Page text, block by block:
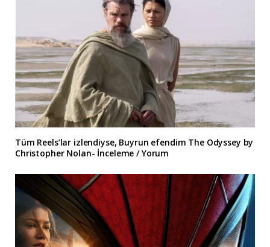
Tüm Reels’lar izlendiyse, Buyrun efendim The Odyssey by
Christopher Nolan- İnceleme / Yorum